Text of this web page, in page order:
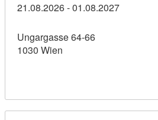
21.08.2026 - 01.08.2027
Ungargasse 64-66
1030 Wien